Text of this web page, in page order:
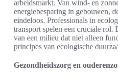
arbeidsmarkt. Van wind- en
energiebesparing in gebouwen,
eindeloos. Professionals in
transport spelen een cruciale rol.
van een milieu dat niet alleen
principes van ecologische
Gezondheidszorg en